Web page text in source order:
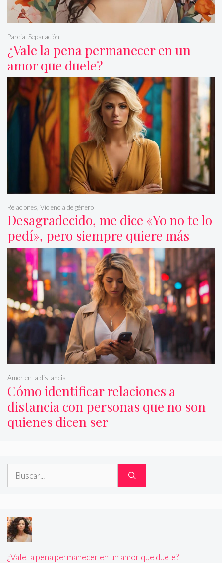
¿Vale la pena permanecer en un
amor que duele?
Pareja, Separación
Desagradecido, me dice «Yo no te lo
pedí», pero siempre quiere más
Relaciones, Violencia de género
Cómo identificar relaciones a
distancia con personas que no son
quienes dicen ser
Amor en la distancia
Buscar:
¿Vale la pena permanecer en un amor que duele?